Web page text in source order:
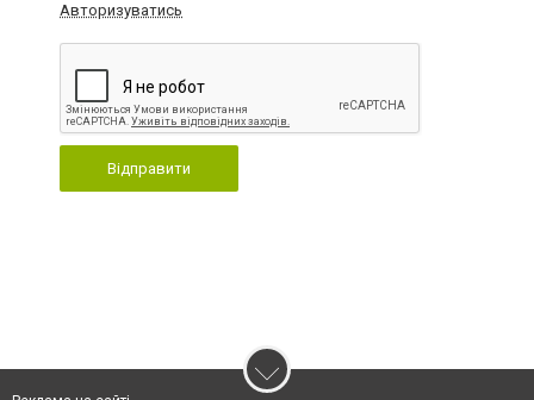
Авторизуватись
Відправити